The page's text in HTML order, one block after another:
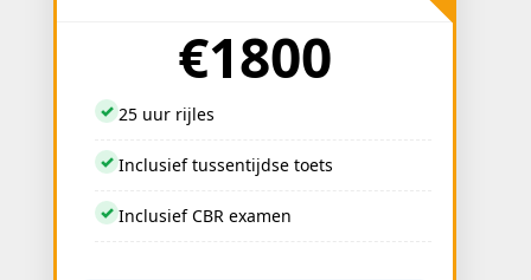
€1800
✓ 25 uur rijles
✓ Inclusief tussentijdse toets
✓ Inclusief CBR examen